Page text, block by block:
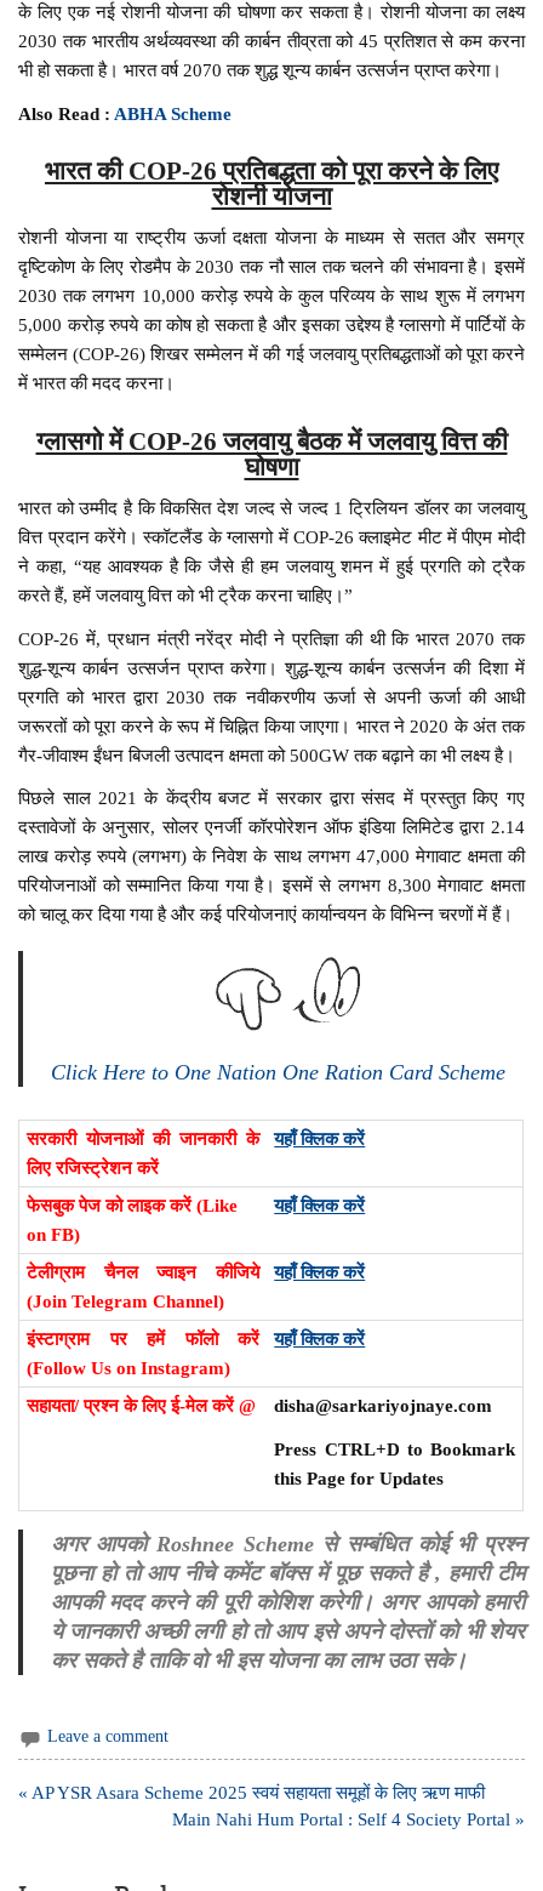
के लिए एक नई रोशनी योजना की घोषणा कर सकता है। रोशनी योजना का लक्ष्य
2030 तक भारतीय अर्थव्यवस्था की कार्बन तीव्रता को 45 प्रतिशत से कम करना
भी हो सकता है। भारत वर्ष 2070 तक शुद्ध शून्य कार्बन उत्सर्जन प्राप्त करेगा।
Also Read : ABHA Scheme
भारत की COP-26 प्रतिबद्धता को पूरा करने के लिए
रोशनी योजना
रोशनी योजना या राष्ट्रीय ऊर्जा दक्षता योजना के माध्यम से सतत और समग्र
दृष्टिकोण के लिए रोडमैप के 2030 तक नौ साल तक चलने की संभावना है। इसमें
2030 तक लगभग 10,000 करोड़ रुपये के कुल परिव्यय के साथ शुरू में लगभग
5,000 करोड़ रुपये का कोष हो सकता है और इसका उद्देश्य है ग्लासगो में पार्टियों के
सम्मेलन (COP-26) शिखर सम्मेलन में की गई जलवायु प्रतिबद्धताओं को पूरा करने
में भारत की मदद करना।
ग्लासगो में COP-26 जलवायु बैठक में जलवायु वित्त की
घोषणा
भारत को उम्मीद है कि विकसित देश जल्द से जल्द 1 ट्रिलियन डॉलर का जलवायु
वित्त प्रदान करेंगे। स्कॉटलैंड के ग्लासगो में COP-26 क्लाइमेट मीट में पीएम मोदी
ने कहा, “यह आवश्यक है कि जैसे ही हम जलवायु शमन में हुई प्रगति को ट्रैक
करते हैं, हमें जलवायु वित्त को भी ट्रैक करना चाहिए।”
COP-26 में, प्रधान मंत्री नरेंद्र मोदी ने प्रतिज्ञा की थी कि भारत 2070 तक
शुद्ध-शून्य कार्बन उत्सर्जन प्राप्त करेगा। शुद्ध-शून्य कार्बन उत्सर्जन की दिशा में
प्रगति को भारत द्वारा 2030 तक नवीकरणीय ऊर्जा से अपनी ऊर्जा की आधी
जरूरतों को पूरा करने के रूप में चिह्नित किया जाएगा। भारत ने 2020 के अंत तक
गैर-जीवाश्म ईंधन बिजली उत्पादन क्षमता को 500GW तक बढ़ाने का भी लक्ष्य है।
पिछले साल 2021 के केंद्रीय बजट में सरकार द्वारा संसद में प्रस्तुत किए गए
दस्तावेजों के अनुसार, सोलर एनर्जी कॉरपोरेशन ऑफ इंडिया लिमिटेड द्वारा 2.14
लाख करोड़ रुपये (लगभग) के निवेश के साथ लगभग 47,000 मेगावाट क्षमता की
परियोजनाओं को सम्मानित किया गया है। इसमें से लगभग 8,300 मेगावाट क्षमता
को चालू कर दिया गया है और कई परियोजनाएं कार्यान्वयन के विभिन्न चरणों में हैं।
Click Here to One Nation One Ration Card Scheme
सरकारी योजनाओं की जानकारी के
लिए रजिस्ट्रेशन करें
यहाँ क्लिक करें
फेसबुक पेज को लाइक करें (Like
on FB)
यहाँ क्लिक करें
टेलीग्राम चैनल ज्वाइन कीजिये
(Join Telegram Channel)
यहाँ क्लिक करें
इंस्टाग्राम पर हमें फॉलो करें
(Follow Us on Instagram)
यहाँ क्लिक करें
सहायता/ प्रश्न के लिए ई-मेल करें @ disha@sarkariyojnaye.com
Press CTRL+D to Bookmark
this Page for Updates
अगर आपको Roshnee Scheme से सम्बंधित कोई भी प्रश्न
पूछना हो तो आप नीचे कमेंट बॉक्स में पूछ सकते है , हमारी टीम
आपकी मदद करने की पूरी कोशिश करेगी। अगर आपको हमारी
ये जानकारी अच्छी लगी हो तो आप इसे अपने दोस्तों को भी शेयर
कर सकते है ताकि वो भी इस योजना का लाभ उठा सके।
Leave a comment
Post
« AP YSR Asara Scheme 2025 स्वयं सहायता समूहों के लिए ऋण माफी
Main Nahi Hum Portal : Self 4 Society Portal »